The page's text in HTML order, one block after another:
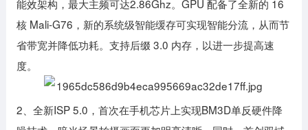
能效架构，最大主频可达2.86Ghz。GPU 配备了全新的 16
核 Mali-G76，新的系统级智能缓存可实现智能分流，从而节
省带宽并降低功耗。支持后缀 3.0 内存，以进一步提高速
度。
2、全新ISP 5.0，首次在手机芯片上实现BM3D单反硬件降